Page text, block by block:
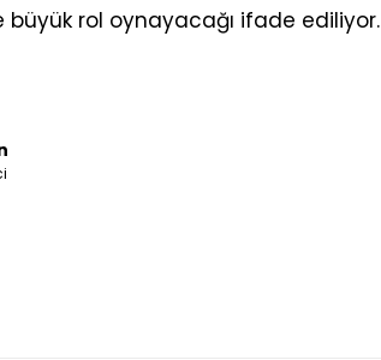
büyük rol oynayacağı ifade ediliyor.